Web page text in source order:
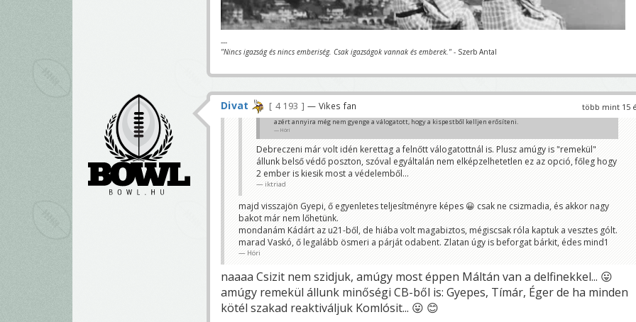
---
"Nincs igazság és nincs emberiség. Csak igazságok vannak és emberek." - Szerb Antal
több mint 15
Divat 4 193 — Vikes fan
azért annyira még nem gyenge a válogatott, hogy a kispestből kelljen erősíteni.
Höri
Debreczeni már volt idén kerettag a felnőtt válogatottnál is. Plusz amúgy is "remekül"
állunk belső védő poszton, szóval egyáltalán nem elképzelhetetlen ez az opció, főleg hogy
2 ember is kiesik most a védelemből...
iktriad
majd visszajön Gyepi, ő egyenletes teljesítményre képes 😀 csak ne csizmadia, és akkor nagy
bakot már nem lőhetünk.
mondanám Kádárt az u21-ből, de hiába volt magabiztos, mégiscsak róla kaptuk a vesztes gólt.
marad Vaskó, ő legalább ösmeri a párját odabent. Zlatan úgy is beforgat bárkit, édes mind1
Höri
naaaa Csizit nem szidjuk, amúgy most éppen Máltán van a delfinekkel... 😛
amúgy remekül állunk minőségi CB-ből is: Gyepes, Tímár, Éger de ha minden
kötél szakad reaktiváljuk Komlósit... 😛 😊